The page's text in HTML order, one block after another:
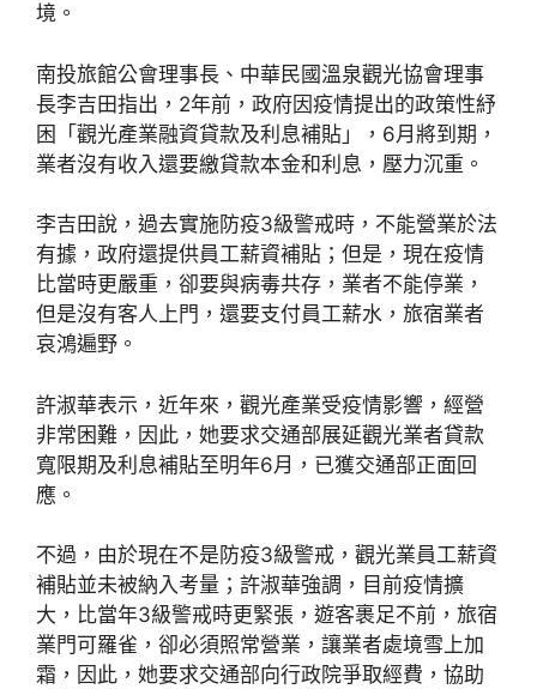
境。
南投旅館公會理事長、中華民國溫泉觀光協會理事
長李吉田指出，2年前，政府因疫情提出的政策性紓
困「觀光產業融資貸款及利息補貼」，6月將到期，
業者沒有收入還要繳貸款本金和利息，壓力沉重。
李吉田說，過去實施防疫3級警戒時，不能營業於法
有據，政府還提供員工薪資補貼；但是，現在疫情
比當時更嚴重，卻要與病毒共存，業者不能停業，
但是沒有客人上門，還要支付員工薪水，旅宿業者
哀鴻遍野。
許淑華表示，近年來，觀光產業受疫情影響，經營
非常困難，因此，她要求交通部展延觀光業者貸款
寬限期及利息補貼至明年6月，已獲交通部正面回
應。
不過，由於現在不是防疫3級警戒，觀光業員工薪資
補貼並未被納入考量；許淑華強調，目前疫情擴
大，比當年3級警戒時更緊張，遊客裹足不前，旅宿
業門可羅雀，卻必須照常營業，讓業者處境雪上加
霜，因此，她要求交通部向行政院爭取經費，協助